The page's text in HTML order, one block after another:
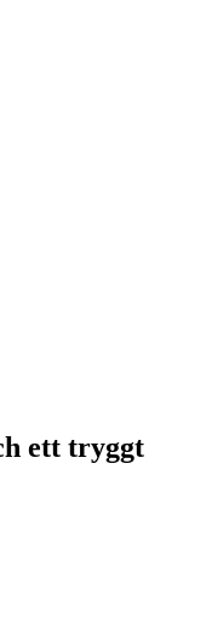
ett tryggt